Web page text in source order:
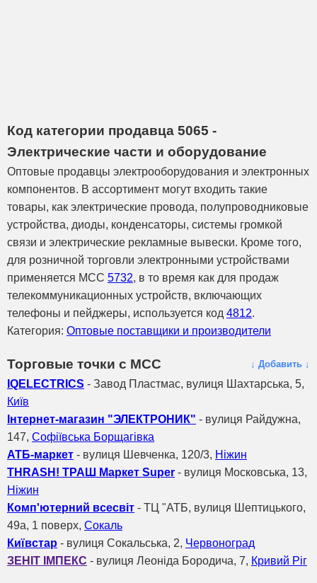
Код категории продавца 5065 -
Электрические части и оборудование
Оптовые продавцы электрооборудования и электронных
компонентов. В ассортимент могут входить такие
товары, как электрические провода, полупроводниковые
устройства, диоды, конденсаторы, системы громкой
связи и электрические рекламные вывески. Кроме того,
для розничной торговли электронными устройствами
применяется МСС 5732, в то время как для продаж
телекоммуникационных устройств, включающих
телефоны и пейджеры, используется код 4812.
Категория: Оптовые поставщики и производители
Торговые точки с МСС ↓ Добавить ↓
IQELECTRICS - Завод Пластмас, вулиця Шахтарська, 5,
Київ
Інтернет-магазин "ЭЛЕКТРОНИК" - вулиця Райдужна,
147, Софіївська Борщагівка
АТБ-маркет - вулиця Шевченка, 120/3, Ніжин
THRASH! ТРАШ Маркет Super - вулиця Московська, 13,
Ніжин
Комп'ютерний всесвіт - ТЦ "АТБ, вулиця Шептицького,
49а, 1 поверх, Сокаль
Київстар - вулиця Сокальська, 2, Червоноград
ЗЕНІТ ІМПЕКС - вулиця Леоніда Бородича, 7, Кривий Ріг